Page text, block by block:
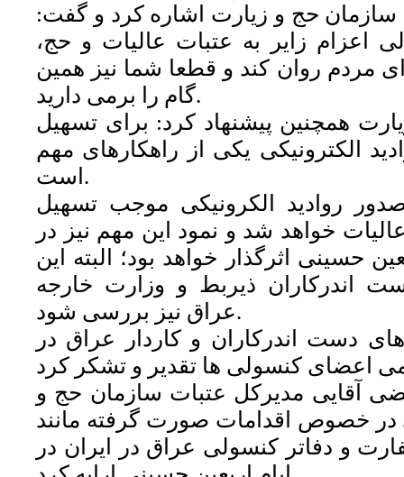
سازمان حج و زیارت اشاره کرد و گفت:
اعزام زایر به عتبات عالیات و حج،
مردم روان کند و قطعا شما نیز همین
گام را برمی دارید.
همچنین پیشنهاد کرد: برای تسهیل
الکترونیکی یکی از راهکارهای مهم
است.
روادید الکرونیکی موجب تسهیل
خواهد شد و نمود این مهم نیز در
حسینی اثرگذار خواهد بود؛ البته این
اندرکاران ذیربط و وزارت خارجه
عراق نیز بررسی شود.
دست اندرکاران و کاردار عراق در
آقایی مدیرکل عتبات سازمان حج و
خصوص اقدامات صورت گرفته مانند
و دفاتر کنسولی عراق در ایران در